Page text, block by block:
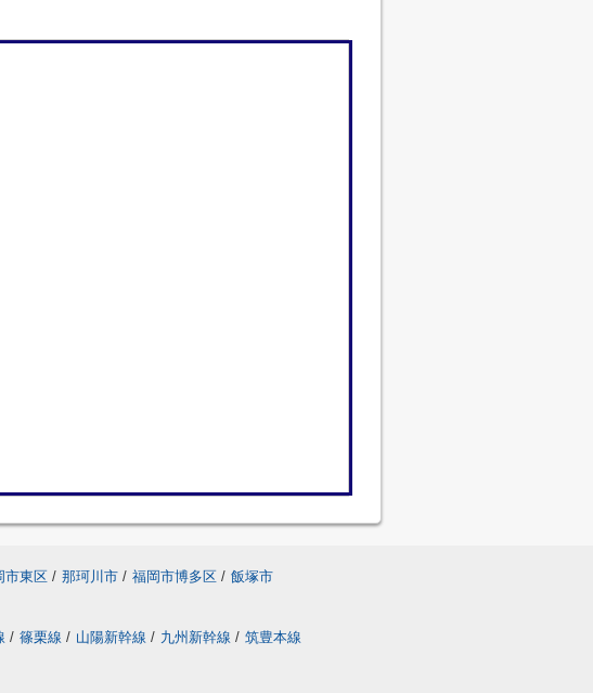
市東区 / 那珂川市 / 福岡市博多区 / 飯塚市
/ 篠栗線 / 山陽新幹線 / 九州新幹線 / 筑豊本線